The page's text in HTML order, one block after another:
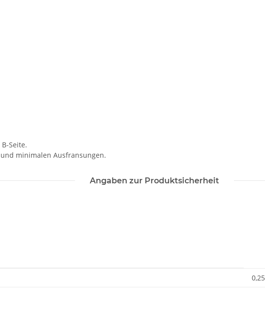
Seite.
minimalen Ausfransungen.
Angaben zur Produktsicherheit
0,25